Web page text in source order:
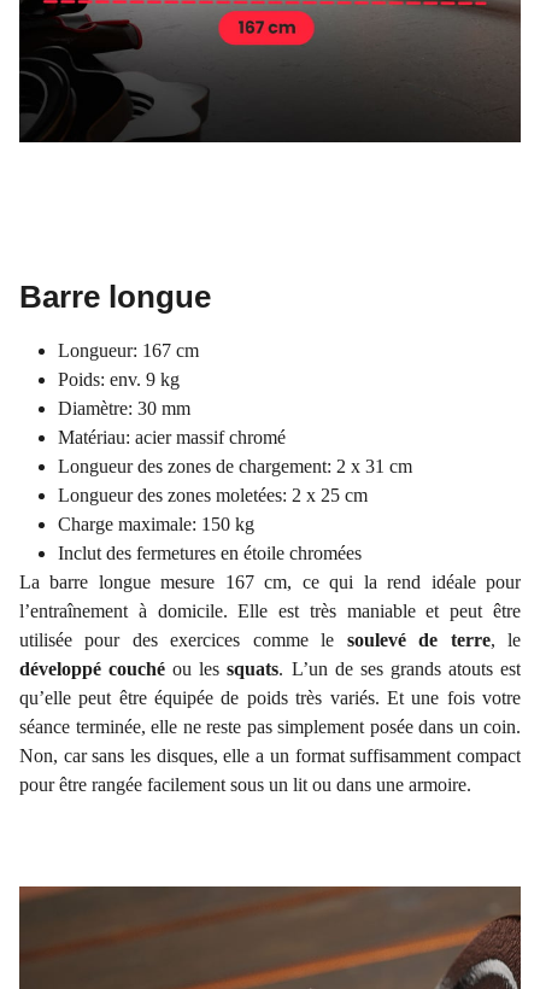
Barre longue
Longueur: 167 cm
Poids: env. 9 kg
Diamètre: 30 mm
Matériau: acier massif chromé
Longueur des zones de chargement: 2 x 31 cm
Longueur des zones moletées: 2 x 25 cm
Charge maximale: 150 kg
Inclut des fermetures en étoile chromées
La barre longue mesure 167 cm, ce qui la rend idéale pour
l’entraînement à domicile. Elle est très maniable et peut être
utilisée pour des exercices comme le soulevé de terre, le
développé couché ou lessquats. L’un de ses grands atouts est
qu’elle peut être équipée de poids très variés. Et une fois votre
séance terminée, elle ne reste pas simplement posée dans un coin.
Non, car sans les disques, elle a un format suffisamment compact
pour être rangée facilement sous un lit ou dans une armoire.